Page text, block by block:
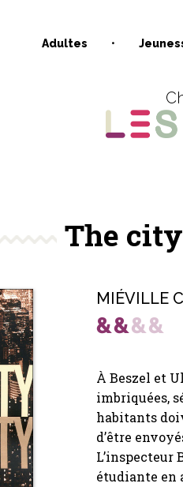
Adultes
The
MIÉVILLE
À Beszel et
imbriquées,
habitants
d’être
L’inspecteur
étudiante en